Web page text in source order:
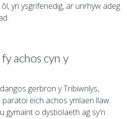
yn ysgrifenedig, ar unrhyw adeg
achos cyn y
gerbron y Tribiwnlys,
eich achos ymlaen llaw.
gymaint o dystiolaeth ag sy'n